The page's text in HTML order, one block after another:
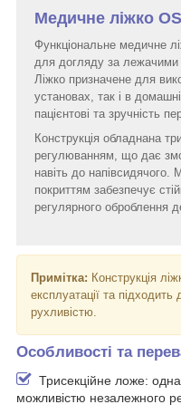
Медичне ліжко
Функціональне медичне
для догляду за лежачими
Ліжко призначене для
установах, так і в
пацієнтові та зручність
Конструкція обладнана
регулюванням, що дає
навіть до напівсидячого.
покриттям забезпечує
регулярного оброблення
Примітка: Конструкція
експлуатації та
рухливістю.
Особливості та
Трисекційне ложе: одна
можливістю незалежного